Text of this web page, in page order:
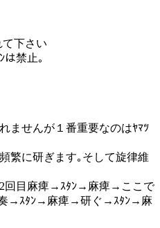
下さい
は禁止｡
ませんが１番重要なのはﾔﾏﾂ
繁に研ぎます｡そして旋律維
回目麻痺→ｽﾀﾝ→麻痺→ここで
→ｽﾀﾝ→麻痺→研ぐ→ｽﾀﾝ→麻